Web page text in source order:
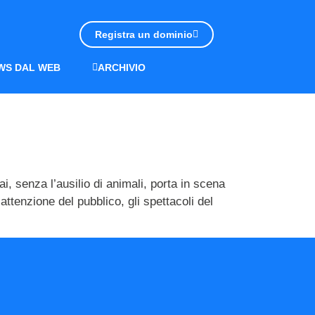
Registra un dominio
DAL WEB ARCHIVIO
senza l’ausilio di animali, porta in scena
del pubblico, gli spettacoli del